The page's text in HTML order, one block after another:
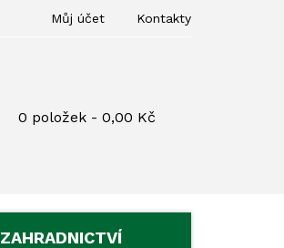
Můj účet Kontakty
0 položek - 0,00 Kč
ZAHRADNICTVÍ